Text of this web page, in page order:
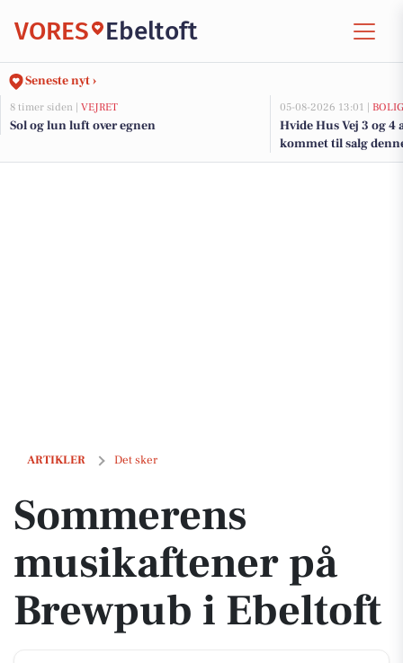
VORES Ebeltoft
Seneste nyt ›
8 timer siden | VEJRET
Sol og lun luft over egnen
05-08-2026 13:01 |
Hvide Hus Vej 3 og 4
kommet til salg
boligerne her.
ARTIKLER Det sker
Sommerens musikaftener på Brewpub i Ebeltoft
Sommerens
musikaftener på
Brewpub i Ebeltoft